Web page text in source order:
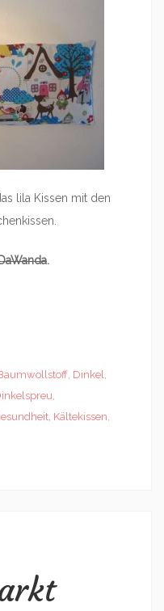
lila Kissen mit den
.
, Dinkel,
,
, Kältekissen,